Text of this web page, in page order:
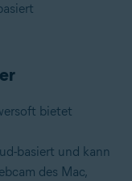
bietet
basiert und kann
des Mac,